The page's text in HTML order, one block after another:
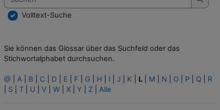
Volltext-Suche
Sie können das Glossar über das Suchfeld oder das
Stichwortalphabet durchsuchen.
@ A B C D E F G H I J K L M N O P Q
R
S T U V W X Y Z Alle